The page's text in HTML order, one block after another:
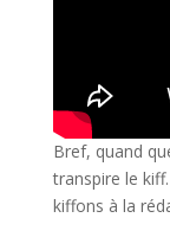
Bref, quand
transpire le
kiffons à la